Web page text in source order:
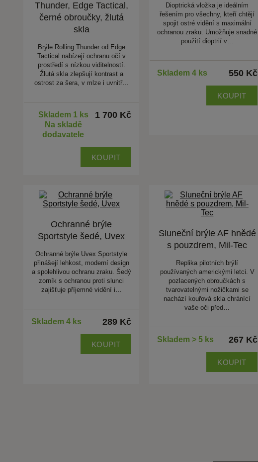
Thunder, Edge Tactical,
černé obroučky, žlutá
skla
Brýle Rolling Thunder od Edge
Tactical nabízejí ochranu očí v
prostředí s nízkou viditelností.
Žlutá skla zlepšují kontrast a
ostrost za šera, v mlze i uvnitř…
Skladem 1 ks
Na skladě
dodavatele
1 700 Kč
KOUPIT
Dioptrická vložka je ideálním
řešením pro všechny, kteří chtějí
spojit ostré vidění s maximální
ochranou zraku. Umožňuje snadné
použití dioptrií v…
Skladem 4 ks 550 Kč
KOUPIT
Ochranné brýle
Sportstyle šedé, Uvex
Ochranné brýle Uvex Sportstyle
přinášejí lehkost, moderní design
a spolehlivou ochranu zraku. Šedý
zorník s ochranou proti slunci
zajišťuje příjemné vidění i…
Skladem 4 ks 289 Kč
KOUPIT
Sluneční brýle AF hnědé
s pouzdrem, Mil-Tec
Replika pilotních brýlí
používaných americkými letci. V
pozlacených obroučkách s
tvarovatelnými nožičkami se
nachází kouřová skla chránící
vaše oči před…
Skladem > 5 ks 267 Kč
KOUPIT